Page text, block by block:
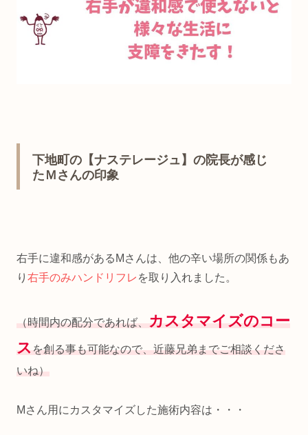
下地町の【ナステレージュ】の院長が感じ
たＭさんの印象
右手に違和感があるMさんは、他の辛い場所の関係もあ
り 右手のみハンドリフレ を取り入れました。
（時間内の配分であれば、カスタマイズのコー
スを創る事も可能なので、近藤兄弟までご相談くださ
いね）
Mさん用にカスタマイズした施術内容は・・・